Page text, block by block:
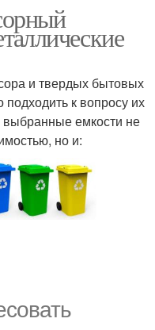
и твердых бытовых
подходить к вопросу их
емкости не
но и: